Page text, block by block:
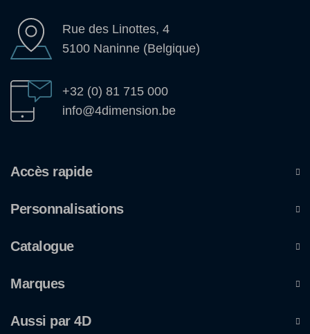
Rue des Linottes, 4
5100 Naninne (Belgique)
+32 (0) 81 715 000
info@4dimension.be
Accès rapide
Personnalisations
Catalogue
Marques
Aussi par 4D